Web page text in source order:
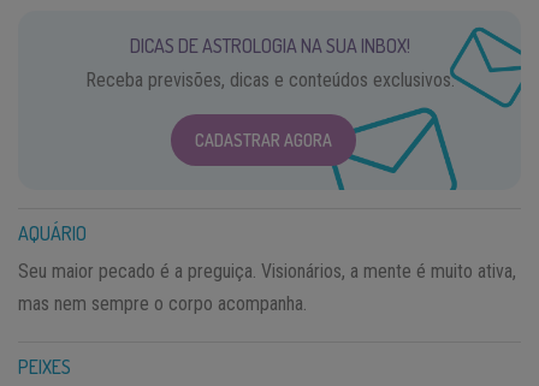
DICAS DE ASTROLOGIA NA SUA INBOX!
Receba previsões, dicas e conteúdos exclusivos.
CADASTRAR AGORA
AQUÁRIO
Seu maior pecado é a preguiça. Visionários, a mente é muito ativa,
mas nem sempre o corpo acompanha.
PEIXES